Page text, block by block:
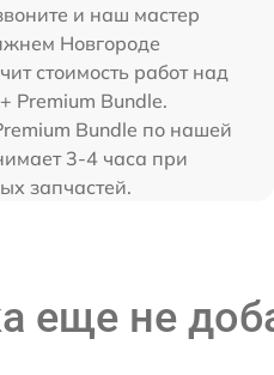
и наш мастер
Новгороде
стоимость работ над
Premium Bundle.
Bundle по нашей
3-4 часа при
запчастей.
еще не